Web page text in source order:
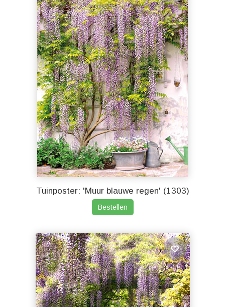
Tuinposter: 'Muur blauwe regen' (1303)
Bestellen